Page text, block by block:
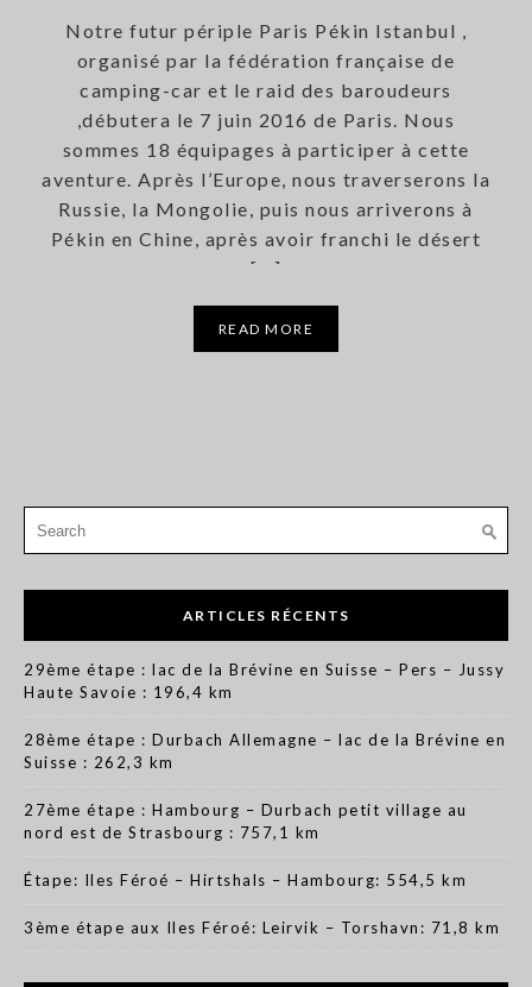
Notre futur périple Paris Pékin Istanbul ,
organisé par la fédération française de
camping-car et le raid des baroudeurs
,débutera le 7 juin 2016 de Paris. Nous
sommes 18 équipages à participer à cette
aventure. Après l’Europe, nous traverserons la
Russie, la Mongolie, puis nous arriverons à
Pékin en Chine, après avoir franchi le désert
[…]
READ MORE
for:
ARTICLES RÉCENTS
29ème étape : lac de la Brévine en Suisse – Pers – Jussy
Haute Savoie : 196,4 km
28ème étape : Durbach Allemagne – lac de la Brévine en
Suisse : 262,3 km
27ème étape : Hambourg – Durbach petit village au
nord est de Strasbourg : 757,1 km
Étape: Iles Féroé – Hirtshals – Hambourg: 554,5 km
3ème étape aux Iles Féroé: Leirvik – Torshavn: 71,8 km